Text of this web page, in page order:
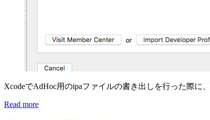
XcodeでAdHoc用のipaファイルの書き出しを行った際に
Read more